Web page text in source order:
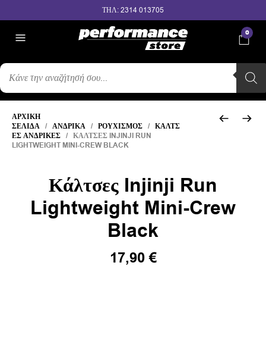
ΤΗΛ: 2314 013705
0
ΑΝΑΖΉΤΗΣΗ
ΠΡΟΪΌΝΤΩΝ
ΑΡΧΙΚΉ
ΣΕΛΊΔΑ / ΑΝΔΡΙΚΆ / ΡΟΥΧΙΣΜΌΣ / ΚΆΛΤΣ
ΕΣ ΑΝΔΡΙΚΈΣ / ΚΆΛΤΣΕΣ INJINJI RUN
LIGHTWEIGHT MINI-CREW BLACK
Κάλτσες Injinji Run
Lightweight Mini-Crew
Black
17,90€